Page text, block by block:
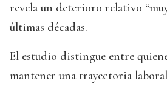
revela un deterioro relativo
últimas décadas.
El estudio distingue entre
mantener una trayectoria